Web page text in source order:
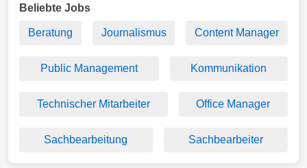
Beliebte Jobs
Beratung Journalismus Content Manager
Public Management Kommunikation
Technischer Mitarbeiter Office Manager
Sachbearbeitung Sachbearbeiter